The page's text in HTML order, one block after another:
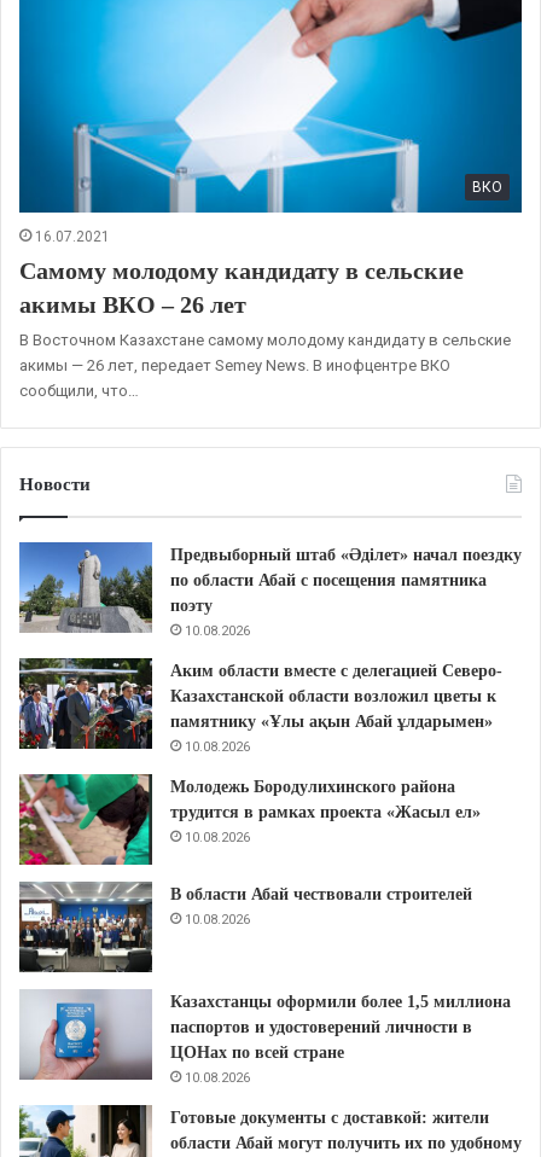
ВКО
16.07.2021
Самому молодому кандидату в сельские
акимы ВКО – 26 лет
В Восточном Казахстане самому молодому кандидату в сельские
акимы — 26 лет, передает Semey News. В инофцентре ВКО
сообщили, что…
Новости
Предвыборный штаб «Әділет» начал поездку
по области Абай с посещения памятника
поэту
10.08.2026
Аким области вместе с делегацией Северо-
Казахстанской области возложил цветы к
памятнику «Ұлы ақын Абай ұлдарымен»
10.08.2026
Молодежь Бородулихинского района
трудится в рамках проекта «Жасыл ел»
10.08.2026
В области Абай чествовали строителей
10.08.2026
Казахстанцы оформили более 1,5 миллиона
паспортов и удостоверений личности в
ЦОНах по всей стране
10.08.2026
Готовые документы с доставкой: жители
области Абай могут получить их по удобному